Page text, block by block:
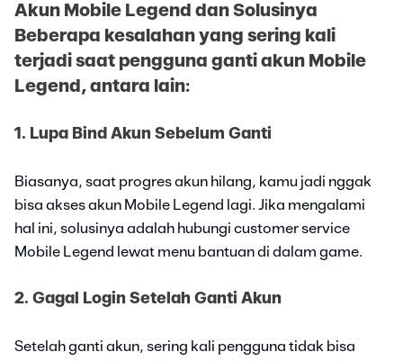
Akun Mobile Legend dan Solusinya
Beberapa kesalahan yang sering kali
terjadi saat pengguna ganti akun Mobile
Legend, antara lain:
1. Lupa Bind Akun Sebelum Ganti
Biasanya, saat progres akun hilang, kamu jadi nggak
bisa akses akun Mobile Legend lagi. Jika mengalami
hal ini, solusinya adalah hubungi customer service
Mobile Legend lewat menu bantuan di dalam game.
2. Gagal Login Setelah Ganti Akun
Setelah ganti akun, sering kali pengguna tidak bisa